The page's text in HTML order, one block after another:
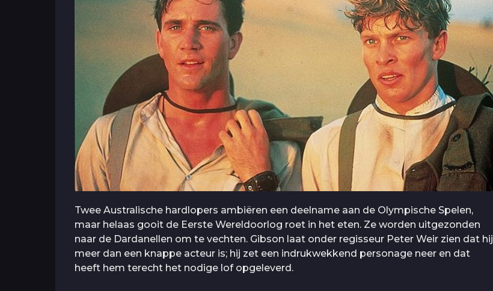
Twee Australische hardlopers ambiëren een deelname aan de Olympische Spelen,
maar helaas gooit de Eerste Wereldoorlog roet in het eten. Ze worden uitgezonden
naar de Dardanellen om te vechten. Gibson laat onder regisseur Peter Weir zien dat hij
meer dan een knappe acteur is; hij zet een indrukwekkend personage neer en dat
heeft hem terecht het nodige lof opgeleverd.